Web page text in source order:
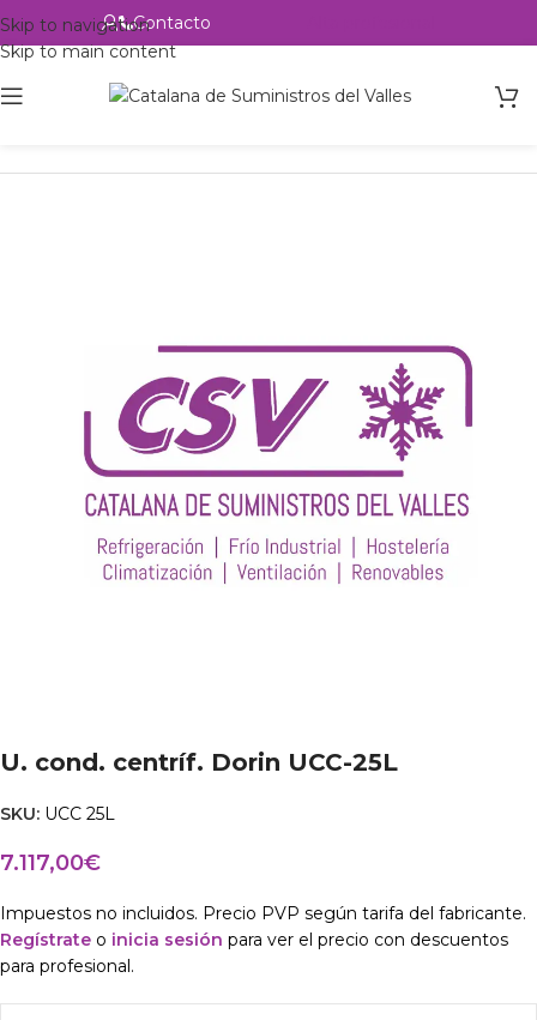
Skip to navigation
Skip to main content
Contacto
U. cond. centríf. Dorin UCC-25L
SKU: UCC 25L
7.117,00€
Impuestos no incluidos. Precio PVP según tarifa del fabricante.
Regístrate o inicia sesión para ver el precio con descuentos
para profesional.